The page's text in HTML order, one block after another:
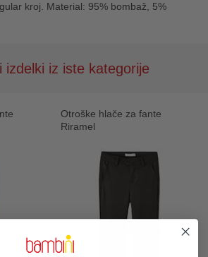
kroj. Material: 95% bombaž, 5%
izdelki iz iste kategorije
Otroške hlače za fante
Riramel